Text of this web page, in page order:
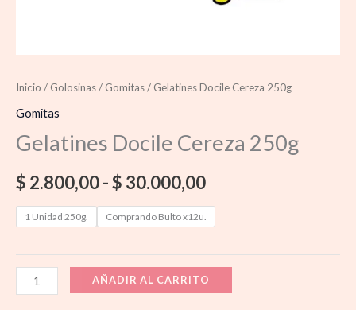
Inicio / Golosinas/ Gomitas/ Gelatines Docile Cereza 250g
Gomitas
Gelatines Docile Cereza 250g
$ 2.800,00-$ 30.000,00
1 Unidad 250g. Comprando Bulto x12u.
AÑADIR AL CARRITO